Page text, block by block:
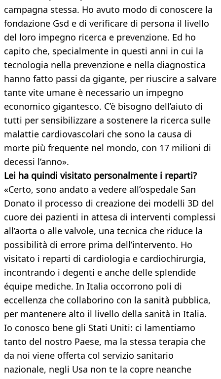
campagna stessa. Ho avuto modo di conoscere la
fondazione Gsd e di verificare di persona il livello
del loro impegno ricerca e prevenzione. Ed ho
capito che, specialmente in questi anni in cui la
tecnologia nella prevenzione e nella diagnostica
hanno fatto passi da gigante, per riuscire a salvare
tante vite umane è necessario un impegno
economico gigantesco. C’è bisogno dell’aiuto di
tutti per sensibilizzare a sostenere la ricerca sulle
malattie cardiovascolari che sono la causa di
morte più frequente nel mondo, con 17 milioni di
decessi l’anno».
Lei ha quindi visitato personalmente i reparti?
«Certo, sono andato a vedere all’ospedale San
Donato il processo di creazione dei modelli 3D del
cuore dei pazienti in attesa di interventi complessi
all’aorta o alle valvole, una tecnica che riduce la
possibilità di errore prima dell’intervento. Ho
visitato i reparti di cardiologia e cardiochirurgia,
incontrando i degenti e anche delle splendide
équipe mediche. In Italia occorrono poli di
eccellenza che collaborino con la sanità pubblica,
per mantenere alto il livello della sanità in Italia.
Io conosco bene gli Stati Uniti: ci lamentiamo
tanto del nostro Paese, ma la stessa terapia che
da noi viene offerta col servizio sanitario
nazionale, negli Usa non te la copre neanche